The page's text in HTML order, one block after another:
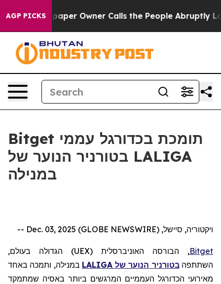
AGP PICKS
Newspaper Owner Calls the People Abruptly Laid
Bitget תומכת בכדורגל עממי
בטורניר הנוער של LALIGA
במנילה
ויקטוריה, סיישל, Dec. 03, 2025 (GLOBE NEWSWIRE) --
Bitget, הבורסה האוניברסלית (UEX) הגדולה בעולם,
השתתפהבטורניר הנוער שלLALIGA במנילה, ותמכה באחד
מאירועי הכדורגל העממיים המרגשים ביותר באסיה שמתמקד